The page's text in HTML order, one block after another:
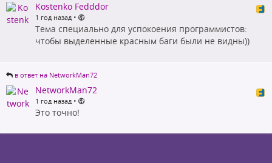
Kostenko Fedddor
1 год назад •
Тема специально для успокоения программистов:
чтобы выделенные красным баги были не видны))
в ответ на NetworkMan72
NetworkMan72
1 год назад •
Это точно!